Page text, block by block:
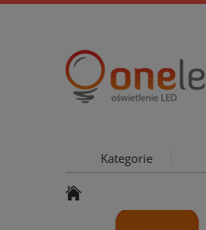
Kategorie